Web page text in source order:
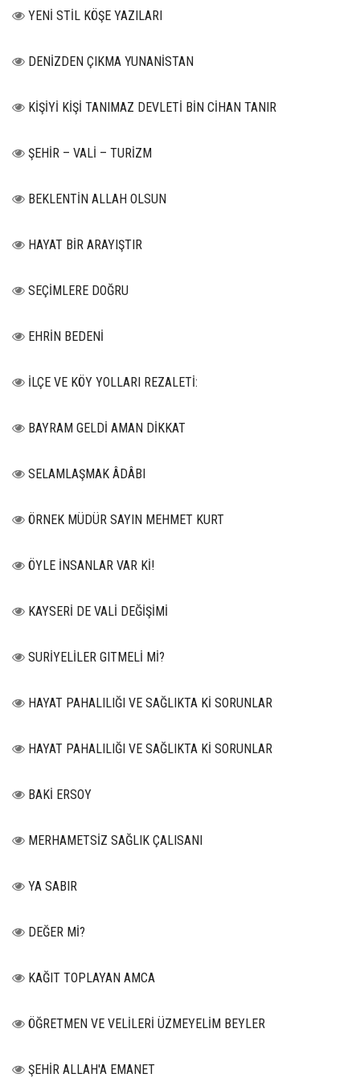
YENİ STİL KÖŞE YAZILARI
DENİZDEN ÇIKMA YUNANİSTAN
KİŞİYİ KİŞİ TANIMAZ DEVLETİ BİN CİHAN TANIR
ŞEHİR – VALİ – TURİZM
BEKLENTİN ALLAH OLSUN
HAYAT BİR ARAYIŞTIR
SEÇİMLERE DOĞRU
EHRİN BEDENİ
İLÇE VE KÖY YOLLARI REZALETİ:
BAYRAM GELDİ AMAN DİKKAT
SELAMLAŞMAK ÂDÂBI
ÖRNEK MÜDÜR SAYIN MEHMET KURT
ÖYLE İNSANLAR VAR Kİ!
KAYSERİ DE VALİ DEĞİŞİMİ
SURİYELİLER GITMELİ Mİ?
HAYAT PAHALILIĞI VE SAĞLIKTA Kİ SORUNLAR
HAYAT PAHALILIĞI VE SAĞLIKTA Kİ SORUNLAR
BAKİ ERSOY
MERHAMETSİZ SAĞLIK ÇALISANI
YA SABIR
DEĞER Mİ?
KAĞIT TOPLAYAN AMCA
ÖĞRETMEN VE VELİLERİ ÜZMEYELİM BEYLER
ŞEHİR ALLAH'A EMANET